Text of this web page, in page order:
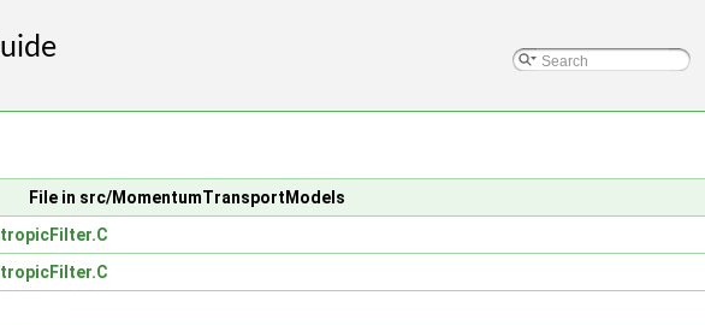
File in src/MomentumTransportModels